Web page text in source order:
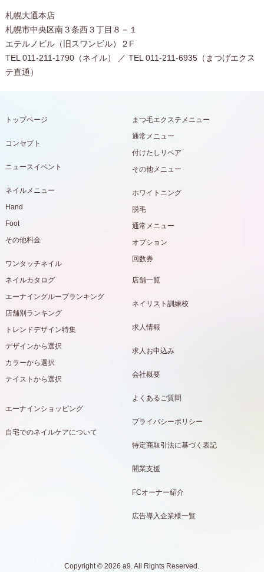
札幌大通本店
札幌市中央区南３条西３丁目８－１
エテルノビル（旧スワンビル）２F
TEL 011-211-1790（ネイル） ／ TEL 011-211-6935（まつげエクス
テ直通）
トップページ
コンセプト
ニュースイベント
ネイルメニュー
Hand
Foot
その他料金
ワンタッチネイル
まつ毛エクステメニュー
通常メニュー
付けたしリペア
その他メニュー
ホワイトニング
脱毛
通常メニュー
オプション
回数券
ネイルカタログ
エーナイングループランキング
店舗別ランキング
トレンドデザイン特集
デザインから選択
カラーから選択
テイストから選択
エーナインショッピング
自宅でのネイルケアについて
店舗一覧
ネイリスト訓練校
求人情報
求人お申込み
会社概要
よくあるご質問
プライバシーポリシー
特定商取引法に基づく表記
開業支援
FCオーナー紹介
広告導入企業様一覧
Copyright © 2026 a9. All Rights Reserved.